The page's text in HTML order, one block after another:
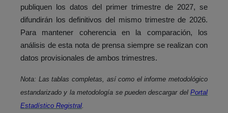
publiquen los datos del primer trimestre de 2027, se
difundirán los definitivos del mismo trimestre de 2026.
Para mantener coherencia en la comparación, los
análisis de esta nota de prensa siempre se realizan con
datos provisionales de ambos trimestres.
Nota: Las tablas completas, así como el informe metodológico
estandarizado y la metodología se pueden descargar del Portal
Estadístico Registral